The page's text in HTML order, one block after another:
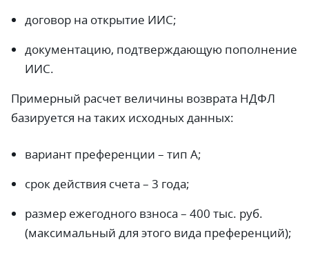
договор на открытие ИИС;
документацию, подтверждающую пополнение
ИИС.
Примерный расчет величины возврата НДФЛ
базируется на таких исходных данных:
вариант преференции – тип А;
срок действия счета – 3 года;
размер ежегодного взноса – 400 тыс. руб.
(максимальный для этого вида преференций);